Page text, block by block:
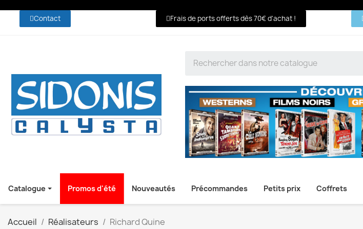
Contact Frais de ports offerts dès 70€ d'achat !
Catalogue Promos d'été Nouveautés Précommandes Petits prix Coffrets
Accueil Réalisateurs Richard Quine